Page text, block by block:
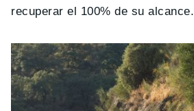
recuperar el 100% de su alcance.